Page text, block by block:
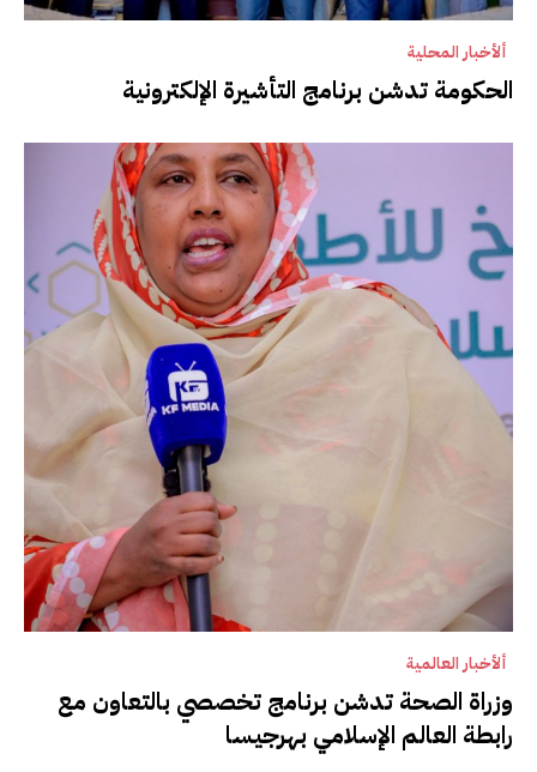
ألأخبار المحلية
الحكومة تدشن برنامج التأشيرة الإلكترونية
ألأخبار العالمية
وزراة الصحة تدشن برنامج تخصصي بالتعاون مع
رابطة العالم الإسلامي بهرجيسا